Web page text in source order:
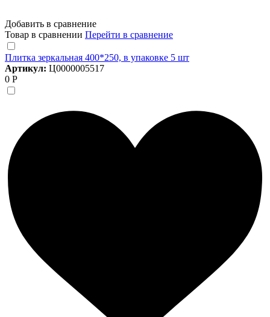
Добавить в сравнение
Товар в сравнении Перейти в сравнение
Плитка зеркальная 400*250, в упаковке 5 шт
Артикул: Ц0000005517
0 Р